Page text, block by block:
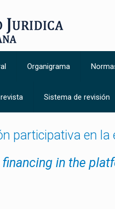
Organigrama
Sistema de revisión
participativa en
in the